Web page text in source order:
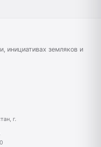
инициативах земляков и
г.